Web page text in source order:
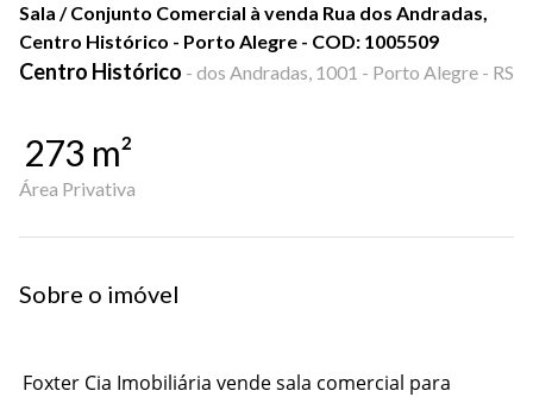
Sala / Conjunto Comercial à venda Rua dos Andradas,
Centro Histórico - Porto Alegre - COD: 1005509
Centro Histórico - dos Andradas, 1001 - Porto Alegre - RS
273 m²
Área Privativa
Sobre o imóvel
Foxter Cia Imobiliária vende sala comercial para